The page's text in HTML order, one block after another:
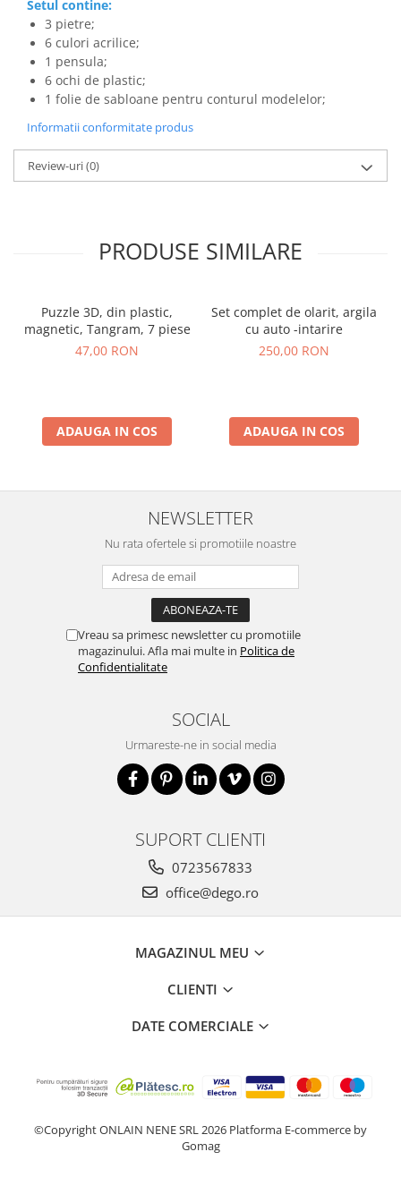
Setul contine:
3 pietre;
6 culori acrilice;
1 pensula;
6 ochi de plastic;
1 folie de sabloane pentru conturul modelelor;
Informatii conformitate produs
Review-uri(0)
PRODUSE SIMILARE
Puzzle 3D, din plastic,
magnetic, Tangram, 7 piese
47,00 RON
ADAUGA IN COS
Set complet de olarit, argila
cu auto -intarire
250,00 RON
ADAUGA IN COS
NEWSLETTER
Nu rata ofertele si promotiile noastre
Vreau sa primesc newsletter cu promotiile
magazinului. Afla mai multe in Politica de
Confidentialitate
SOCIAL
Urmareste-ne in social media
SUPORT CLIENTI
0723567833
office@dego.ro
MAGAZINUL MEU
CLIENTI
DATE COMERCIALE
©Copyright ONLAIN NENE SRL 2026 Platforma E-commerce by
Gomag